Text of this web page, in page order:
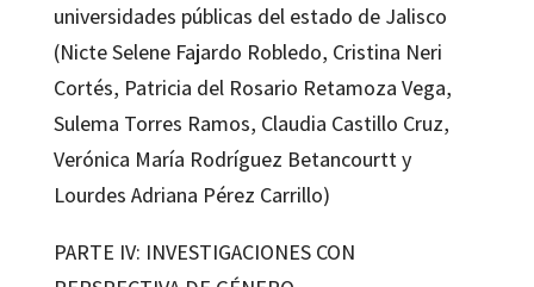
universidades públicas del estado de Jalisco
(Nicte Selene Fajardo Robledo, Cristina Neri
Cortés, Patricia del Rosario Retamoza Vega,
Sulema Torres Ramos, Claudia Castillo Cruz,
Verónica María Rodríguez Betancourtt y
Lourdes Adriana Pérez Carrillo)
PARTE IV: INVESTIGACIONES CON